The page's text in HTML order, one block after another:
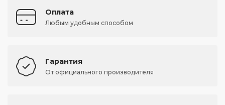
Оплата
Любым удобным способом
Гарантия
От официального производителя